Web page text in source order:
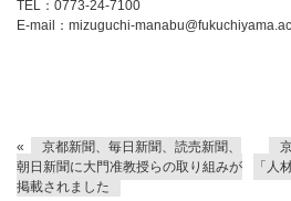
TEL：0773-24-7100
E-mail：mizuguchi-
«
京都新聞、毎日新聞、読売新聞、
朝日新聞に大門准教授らの取り組みが
掲載されました
「人